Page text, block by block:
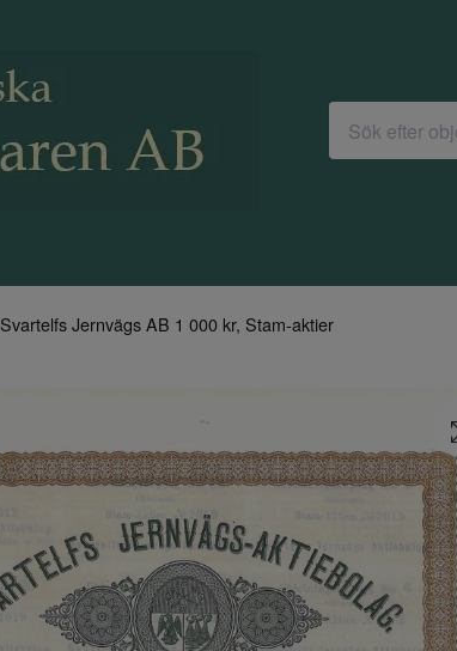
Svartelfs Jernvägs AB 1 000 kr, Stam-aktier